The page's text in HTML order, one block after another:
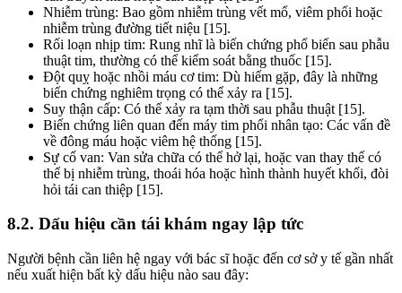
Nhiễm trùng: Bao gồm nhiễm trùng vết mổ, viêm phổi hoặc
nhiễm trùng đường tiết niệu [15].
Rối loạn nhịp tim: Rung nhĩ là biến chứng phổ biến sau phẫu
thuật tim, thường có thể kiểm soát bằng thuốc [15].
Đột quỵ hoặc nhồi máu cơ tim: Dù hiếm gặp, đây là những
biến chứng nghiêm trọng có thể xảy ra [15].
Suy thận cấp: Có thể xảy ra tạm thời sau phẫu thuật [15].
Biến chứng liên quan đến máy tim phổi nhân tạo: Các vấn đề
về đông máu hoặc viêm hệ thống [15].
Sự cố van: Van sửa chữa có thể hở lại, hoặc van thay thế có
thể bị nhiễm trùng, thoái hóa hoặc hình thành huyết khối, đòi
hỏi tái can thiệp [15].
8.2. Dấu hiệu cần tái khám ngay lập tức
Người bệnh cần liên hệ ngay với bác sĩ hoặc đến cơ sở y tế gần nhất
nếu xuất hiện bất kỳ dấu hiệu nào sau đây: